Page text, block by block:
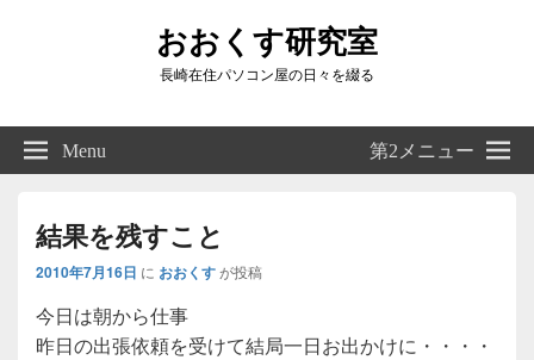
おおくす研究室
長崎在住パソコン屋の日々を綴る
Right
Sidebar
Widget
Menu 第2メニュー
結果を残すこと
2010年7月16日 に おおくすが投稿
今日は朝から仕事
昨日の出張依頼を受けて結局一日お出かけに・・・・